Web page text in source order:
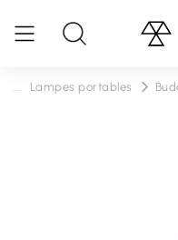
Lampes portables